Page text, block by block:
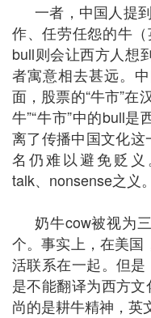
一者，中国人提
作、任劳任怨的牛
bull则会让西方人想
者寓意相去甚远。
面，股票的“牛市”在
牛”“牛市”中的bull
离了传播中国文化
名仍难以避免贬义
talk、nonsense之义。
奶牛cow被视为
个。事实上，在美国
活联系在一起。但是
是不能翻译为西方文
尚的是耕牛精神，英